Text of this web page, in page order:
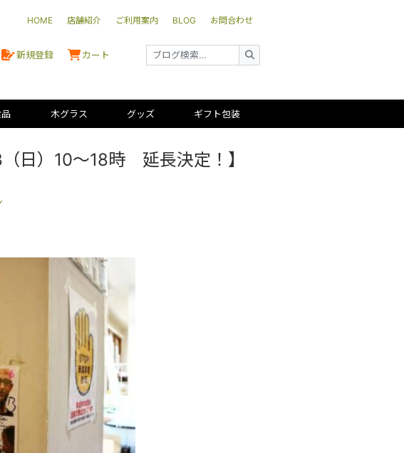
HOME 店舗紹介 ご利用案内 BLOG お問合わせ
新規登録 カート
木グラス グッズ ギフト包装
日）10～18時 延長決定！】